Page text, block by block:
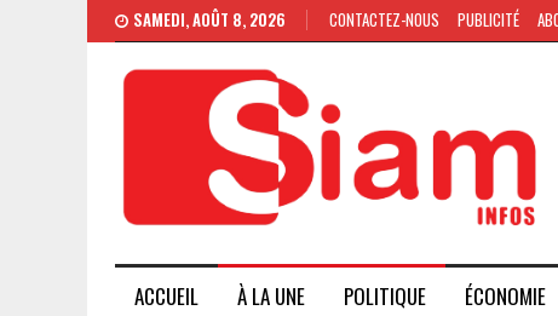
SAMEDI, AOÛT 8, 2026 CONTACTEZ-NOUS PUBLICITÉ
ACCUEIL À LA UNE POLITIQUE ÉCONOMIE